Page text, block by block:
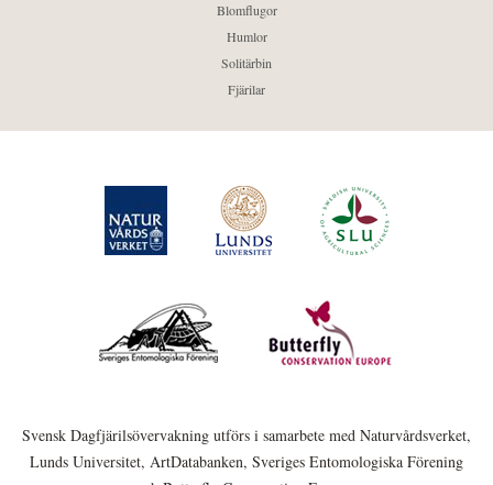
Blomflugor
Humlor
Solitärbin
Fjärilar
Svensk Dagfjärilsövervakning utförs i samarbete med Naturvårdsverket,
Lunds Universitet, ArtDatabanken, Sveriges Entomologiska Förening